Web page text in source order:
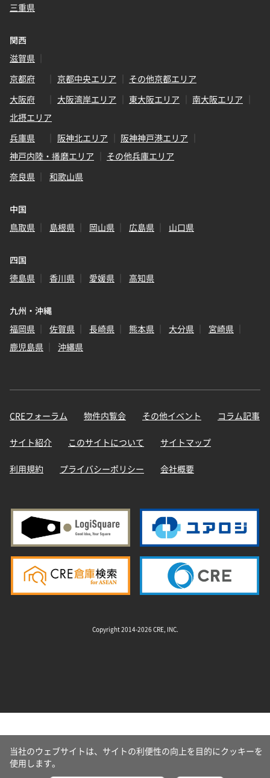
三重県
関西
滋賀県
京都府
京都中央エリア
その他京都エリア
大阪府
大阪湾岸エリア 東大阪エリア
南大阪エリア
北摂エリア
兵庫県
阪神北エリア
阪神神戸港エリア
神戸内陸・播磨エリア
その他兵庫エリア
奈良県
和歌山県
中国
鳥取県
島根県 岡山県 広島県 山口県
四国
徳島県
香川県 愛媛県 高知県
九州・沖縄
福岡県
佐賀県 長崎県 熊本県 大分県
宮崎県
鹿児島県
沖縄県
CREフォーラム 物件内覧会 その他イベント コラム記事
サイト紹介 このサイトについて サイトマップ
利用規約 プライバシーポリシー 会社概要
Copyright 2014-2026 CRE, INC.
当社のウェブサイトは、サイトの利便性の向上を目的にクッキーを
使用します。